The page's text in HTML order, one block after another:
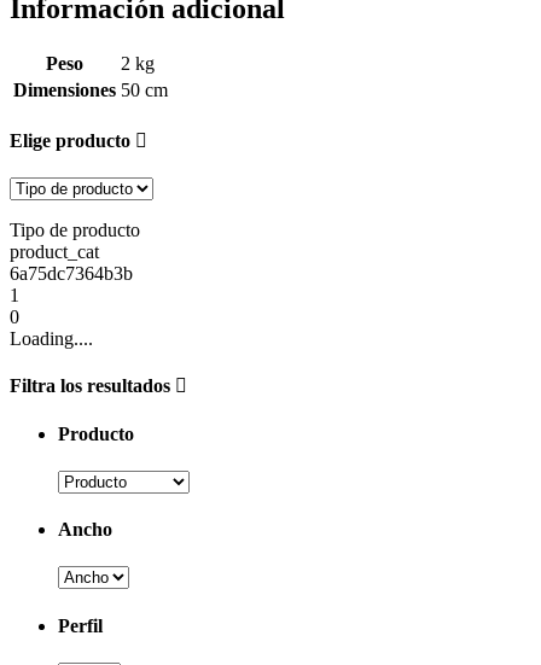
Información adicional
Peso
2 kg
Dimensiones 50 cm
Elige producto
Tipo de producto
product_cat
6a75dc7364b3b
1
0
Loading....
Filtra los resultados
Producto
Ancho
Perfil